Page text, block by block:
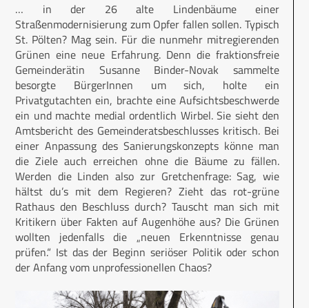
… in der 26 alte Lindenbäume einer
Straßenmodernisierung zum Opfer fallen sollen. Typisch
St. Pölten? Mag sein. Für die nunmehr mitregierenden
Grünen eine neue Erfahrung. Denn die fraktionsfreie
Gemeinderätin Susanne Binder-Novak sammelte
besorgte BürgerInnen um sich, holte ein
Privatgutachten ein, brachte eine Aufsichtsbeschwerde
ein und machte medial ordentlich Wirbel. Sie sieht den
Amtsbericht des Gemeinderatsbeschlusses kritisch. Bei
einer Anpassung des Sanierungskonzepts könne man
die Ziele auch erreichen ohne die Bäume zu fällen.
Werden die Linden also zur Gretchenfrage: Sag, wie
hältst du’s mit dem Regieren? Zieht das rot-grüne
Rathaus den Beschluss durch? Tauscht man sich mit
Kritikern über Fakten auf Augenhöhe aus? Die Grünen
wollten jedenfalls die „neuen Erkenntnisse genau
prüfen.“ Ist das der Beginn seriöser Politik oder schon
der Anfang vom unprofessionellen Chaos?